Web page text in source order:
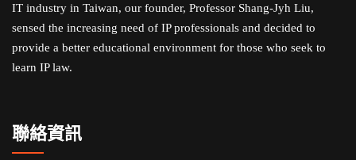
IT industry in Taiwan, our founder, Professor Shang-Jyh Liu,
sensed the increasing need of IP professionals and decided to
provide a better educational environment for those who seek to
learn IP law.
聯絡資訊